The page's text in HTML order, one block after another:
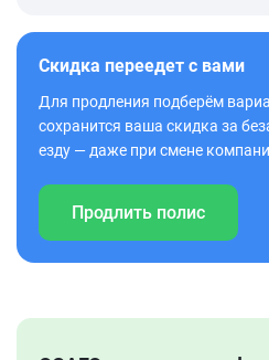
Скидка переедет с вами
Для продления подберём
сохранится ваша скидка за
езду — даже при смене
Продлить полис